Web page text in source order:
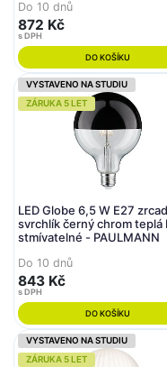
Do 10 dnů
872 Kč
s DPH
DO KOŠÍKU
VYSTAVENO NA STUDIU
ZÁRUKA 5 LET
LED Globe 6,5 W E27
svrchlík černý chrom teplá
stmívatelné - PAULMANN
Do 10 dnů
843 Kč
s DPH
DO KOŠÍKU
VYSTAVENO NA STUDIU
ZÁRUKA 5 LET